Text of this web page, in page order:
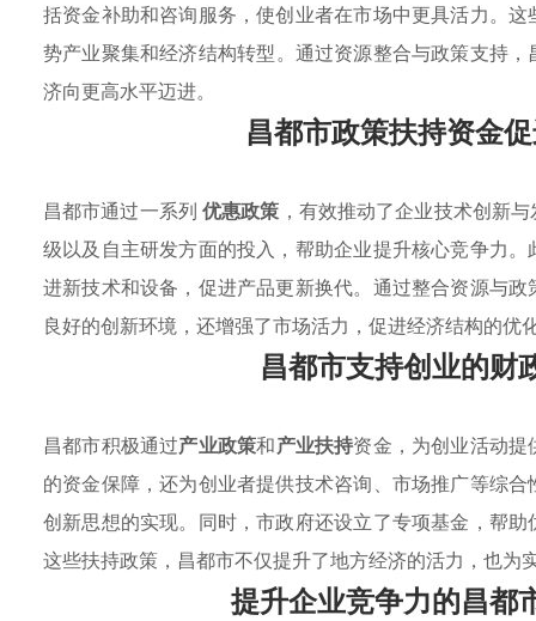
括资金补助和咨询服务，使创业者在市场中更具活力。
势产业聚集和经济结构转型。通过资源整合与政策支持
济向更高水平迈进。
昌都市政策扶持资金
昌都市通过一系列优惠政策 ，有效推动了企业技术创新
级以及自主研发方面的投入，帮助企业提升核心竞争力
进新技术和设备，促进产品更新换代。通过整合资源与
良好的创新环境，还增强了市场活力，促进经济结构的优
昌都市支持创业的财
昌都市积极通过产业政策和产业扶持资金，为创业活动
的资金保障，还为创业者提供技术咨询、市场推广等综
创新思想的实现。同时，市政府还设立了专项基金，帮
这些扶持政策，昌都市不仅提升了地方经济的活力，也为
提升企业竞争力的昌都